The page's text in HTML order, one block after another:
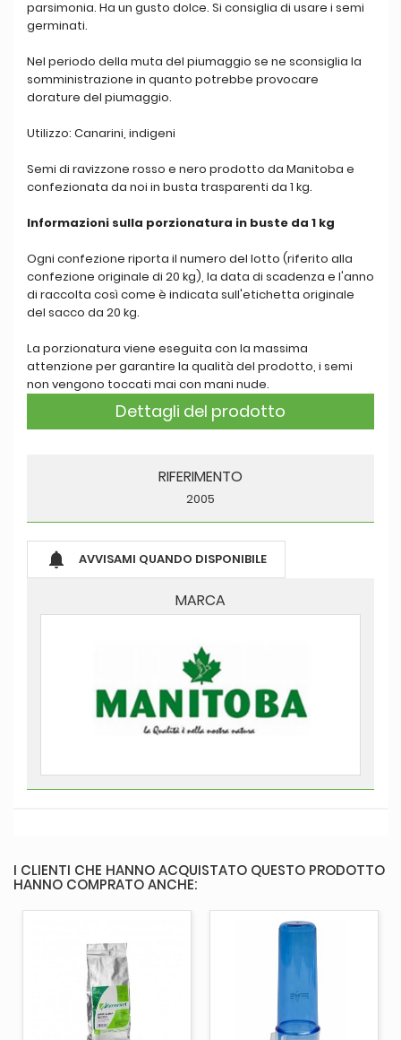
parsimonia. Ha un gusto dolce. Si consiglia di usare i semi
germinati.
Nel periodo della muta del piumaggio se ne sconsiglia la
somministrazione in quanto potrebbe provocare
dorature del piumaggio.
Utilizzo: Canarini, indigeni
Semi di ravizzone rosso e nero prodotto da Manitoba e
confezionata da noi in busta trasparenti da 1 kg.
Informazioni sulla porzionatura in buste da 1 kg
Ogni confezione riporta il numero del lotto (riferito alla
confezione originale di 20 kg), la data di scadenza e l'anno
di raccolta così come è indicata sull'etichetta originale
del sacco da 20 kg.
La porzionatura viene eseguita con la massima
attenzione per garantire la qualità del prodotto, i semi
non vengono toccati mai con mani nude.
Dettagli del prodotto
RIFERIMENTO
2005
 AVVISAMI QUANDO DISPONIBILE
MARCA
I CLIENTI CHE HANNO ACQUISTATO QUESTO PRODOTTO
HANNO COMPRATO ANCHE: